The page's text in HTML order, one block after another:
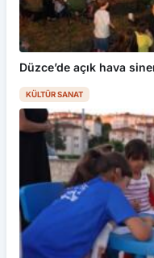
Düzce’de açık hava
KÜLTÜR SANAT